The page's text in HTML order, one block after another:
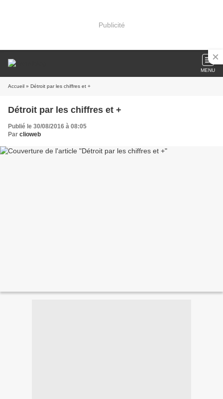
Publicité
MENU
Accueil » Détroit par les chiffres et +
Détroit par les chiffres et +
Publié le 30/08/2016 à 08:05
Par clioweb